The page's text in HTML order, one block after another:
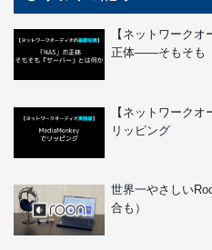
【ネットワーク
正体――そもそも
【ネットワーク
リッピング
世界一やさしい
合も）